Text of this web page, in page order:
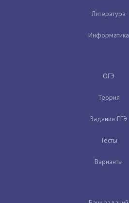
Литература
Информатика
ОГЭ
Теория
Задания ЕГЭ
Тесты
Варианты